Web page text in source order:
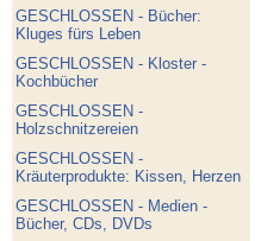
GESCHLOSSEN - Bücher:
Kluges fürs Leben
GESCHLOSSEN - Kloster -
Kochbücher
GESCHLOSSEN -
Holzschnitzereien
GESCHLOSSEN -
Kräuterprodukte: Kissen, Herzen
GESCHLOSSEN - Medien -
Bücher, CDs, DVDs